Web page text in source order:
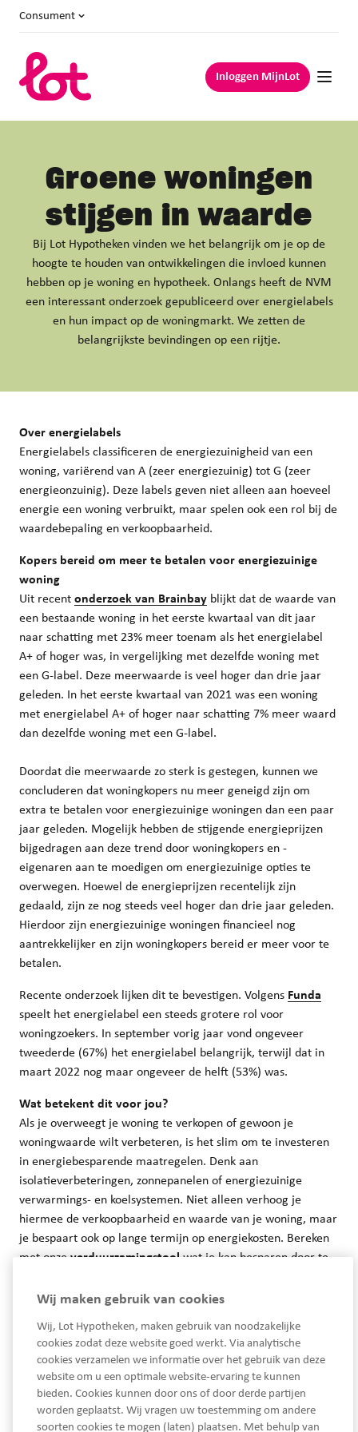
Consument
Inloggen MijnLot
Groene woningen
stijgen in waarde
Bij Lot Hypotheken vinden we het belangrijk om je op de
hoogte te houden van ontwikkelingen die invloed kunnen
hebben op je woning en hypotheek. Onlangs heeft de NVM
een interessant onderzoek gepubliceerd over energielabels
en hun impact op de woningmarkt. We zetten de
belangrijkste bevindingen op een rijtje.
Over energielabels
Energielabels classificeren de energiezuinigheid van een
woning, variërend van A (zeer energiezuinig) tot G (zeer
energieonzuinig). Deze labels geven niet alleen aan hoeveel
energie een woning verbruikt, maar spelen ook een rol bij de
waardebepaling en verkoopbaarheid.
Kopers bereid om meer te betalen voor energiezuinige
woning
Uit recent onderzoek van Brainbay blijkt dat de waarde van
een bestaande woning in het eerste kwartaal van dit jaar
naar schatting met 23% meer toenam als het energielabel
A+ of hoger was, in vergelijking met dezelfde woning met
een G-label. Deze meerwaarde is veel hoger dan drie jaar
geleden. In het eerste kwartaal van 2021 was een woning
met energielabel A+ of hoger naar schatting 7% meer waard
dan dezelfde woning met een G-label.
Doordat die meerwaarde zo sterk is gestegen, kunnen we
concluderen dat woningkopers nu meer geneigd zijn om
extra te betalen voor energiezuinige woningen dan een paar
jaar geleden. Mogelijk hebben de stijgende energieprijzen
bijgedragen aan deze trend door woningkopers en -
eigenaren aan te moedigen om energiezuinige opties te
overwegen. Hoewel de energieprijzen recentelijk zijn
gedaald, zijn ze nog steeds veel hoger dan drie jaar geleden.
Hierdoor zijn energiezuinige woningen financieel nog
aantrekkelijker en zijn woningkopers bereid er meer voor te
betalen.
Recente onderzoek lijken dit te bevestigen. Volgens Funda
speelt het energielabel een steeds grotere rol voor
woningzoekers. In september vorig jaar vond ongeveer
tweederde (67%) het energielabel belangrijk, terwijl dat in
maart 2022 nog maar ongeveer de helft (53%) was.
Wat betekent dit voor jou?
Als je overweegt je woning te verkopen of gewoon je
woningwaarde wilt verbeteren, is het slim om te investeren
in energiebesparende maatregelen. Denk aan
isolatieverbeteringen, zonnepanelen of energiezuinige
verwarmings- en koelsystemen. Niet alleen verhoog je
hiermee de verkoopbaarheid en waarde van je woning, maar
je bespaart ook op lange termijn op energiekosten. Bereken
met onzeverduurzamingstoolwat je kan besparen door te
Wij maken gebruik van cookies
Wij, Lot Hypotheken, maken gebruik van noodzakelijke
cookies zodat deze website goed werkt. Via analytische
cookies verzamelen we informatie over het gebruik van deze
website om u een optimale website-ervaring te kunnen
bieden. Cookies kunnen door ons of door derde partijen
worden geplaatst. Wij vragen uw toestemming om andere
soorten cookies te mogen (laten) plaatsen. Met behulp van